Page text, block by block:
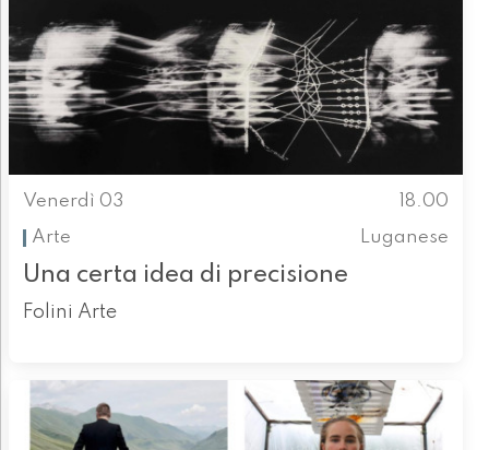
Venerdì 03
18.00
Arte
Luganese
Una certa idea di precisione
Folini Arte